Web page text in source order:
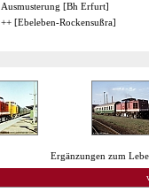
Ausmusterung [Bh Erfurt]
++ [Ebeleben-Rockensußra]
Ergänzungen zum